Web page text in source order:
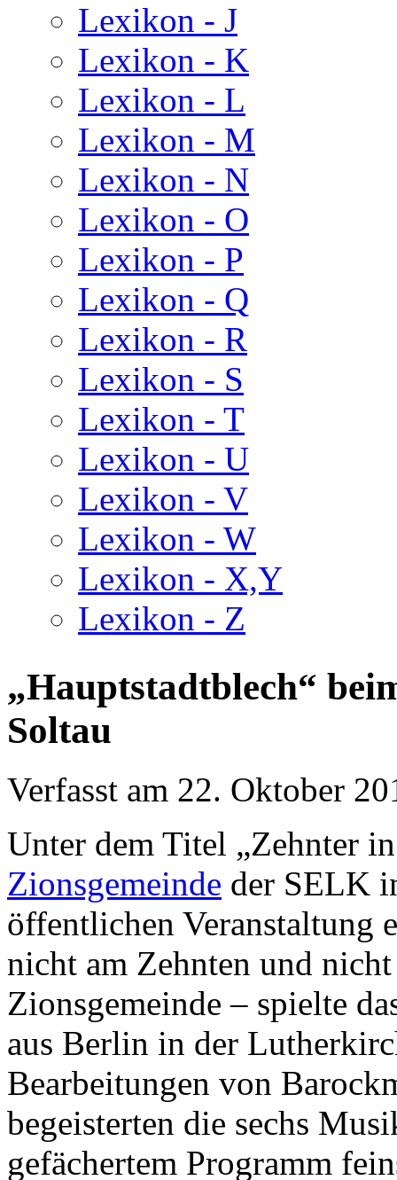
Lexikon - J
Lexikon - K
Lexikon - L
Lexikon - M
Lexikon - N
Lexikon - O
Lexikon - P
Lexikon - Q
Lexikon - R
Lexikon - S
Lexikon - T
Lexikon - U
Lexikon - V
Lexikon - W
Lexikon - X,Y
Lexikon - Z
„Hauptstadtblech“
Soltau
Verfasst am 22. Oktober
Unter dem Titel „Zehnter
Zionsgemeinde der SELK
öffentlichen Veranstaltung
nicht am Zehnten und
Zionsgemeinde – spielte
aus Berlin in der
Bearbeitungen von
begeisterten die sechs
gefächertem Programm